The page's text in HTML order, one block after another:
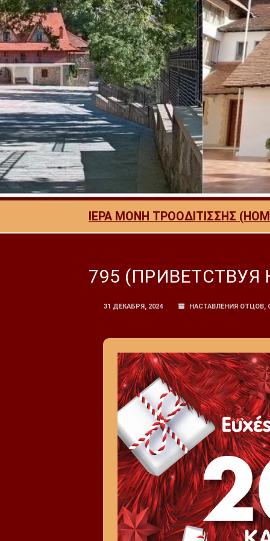
ΙΕΡΑ ΜΟΝΗ ΤΡΟΟΔΙΤΙΣΣΗΣ
795
31 ДЕКАБРЯ, 2024 НАСТАВЛЕНИЯ ОТЦОВ,